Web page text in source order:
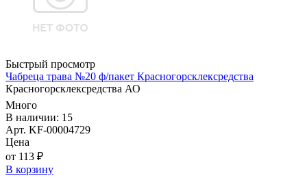
Быстрый просмотр
Чабреца трава №20 ф/пакет Красногорсклексредства
Красногорсклексредства АО
Много
В наличии: 15
Арт. KF-00004729
Цена
от 113 ₽
В корзину